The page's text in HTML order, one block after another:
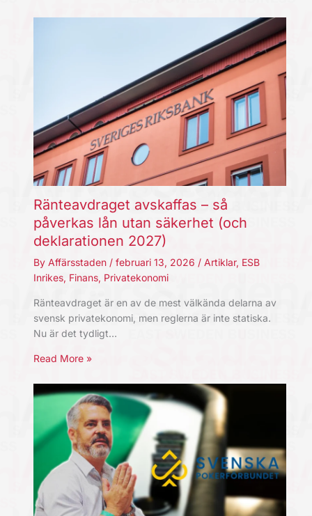
Ränteavdraget avskaffas – så
påverkas lån utan säkerhet (och
deklarationen 2027)
By Affärsstaden / februari 13, 2026 / Artiklar, ESB
Inrikes, Finans, Privatekonomi
Ränteavdraget är en av de mest välkända delarna av
svensk privatekonomi, men reglerna är inte statiska.
Nu är det tydligt…
Read More »